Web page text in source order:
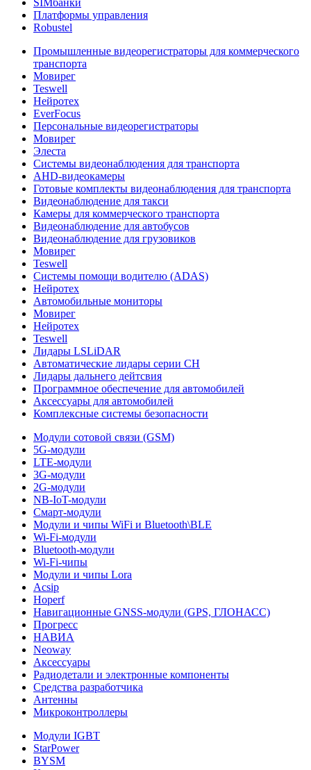
SIMбанки
Платформы управления
Robustel
Промышленные видеорегистраторы для коммерческого
транспорта
Мовирег
Teswell
Нейротех
EverFocus
Персональные видеорегистраторы
Мовирег
Элеста
Системы видеонаблюдения для транспорта
AHD-видеокамеры
Готовые комплекты видеонаблюдения для транспорта
Видеонаблюдение для такси
Камеры для коммерческого транспорта
Видеонаблюдение для автобусов
Видеонаблюдение для грузовиков
Мовирег
Teswell
Системы помощи водителю (ADAS)
Нейротех
Автомобильные мониторы
Мовирег
Нейротех
Teswell
Лидары LSLiDAR
Автоматические лидары серии CH
Лидары дальнего дейтсвия
Программное обеспечение для автомобилей
Аксессуары для автомобилей
Комплексные системы безопасности
Модули сотовой связи (GSM)
5G-модули
LTE-модули
3G-модули
2G-модули
NB-IoT-модули
Смарт-модули
Модули и чипы WiFi и Bluetooth\BLE
Wi-Fi-модули
Bluetooth-модули
Wi-Fi-чипы
Модули и чипы Lora
Acsip
Hoperf
Навигационные GNSS-модули (GPS, ГЛОНАСС)
Прогресс
НАВИА
Neoway
Аксессуары
Радиодетали и электронные компоненты
Средства разработчика
Антенны
Микроконтроллеры
Модули IGBT
StarPower
BYSM